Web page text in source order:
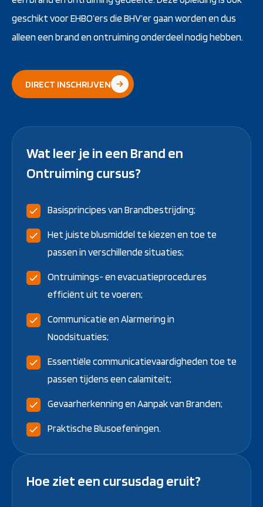
geschikt voor EHBO’ers die BHV’er gaan worden en dus
alleen een brand en ontruiming onderdeel nodig hebben.
DIRECT INSCHRIJVEN
Wat leer je in een Brand en
Ontruiming cursus?
Basisprincipes van Brandbestrijding;
Het juiste blusmiddel te kiezen en toe te
passen in verschillende situaties;
Ontruimings- en evacuatieprocedures
efficiënt uit te voeren;
Communicatie en Alarmering in
Noodsituaties;
Essentiële communicatievaardigheden toe te
passen tijdens een calamiteit;
Gevaarherkenning en Aanpak van Branden;
Praktische Blusoefeningen.
Hoe ziet een cursusdag eruit?